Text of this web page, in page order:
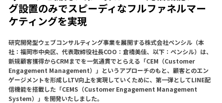
グ設置のみでスピーディなフルファネルマー
ケティングを実現
研究開発型ウェブコンサルティング事業を展開する株式会社ペンシル（本
社：福岡市中央区、代表取締役社長COO：倉橋美佳、以下：ペンシル）は、
新規顧客獲得からCRMまでを一気通貫でとらえる「CEM（Customer
Engagement Management）」というアプローチのもと、顧客とのエン
ゲージメントを形成しLTV向上を実現していくために、第一弾としてLINE配
信機能を搭載した「CEMS（Customer Engagement Management
System）」を開発いたしました。